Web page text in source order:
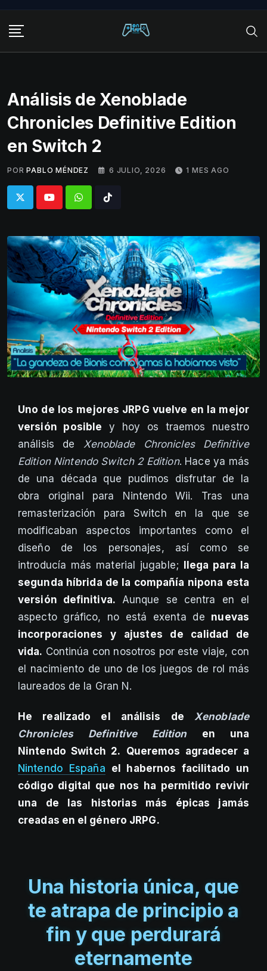
content
Análisis de Xenoblade
Chronicles Definitive Edition
en Switch 2
POR PABLO MÉNDEZ 6 JULIO, 2026 1 MES AGO
WhatsappTiktok
Uno de los mejores JRPG vuelve en la mejor
versión posible y hoy os traemos nuestro
análisis de Xenoblade Chronicles Definitive
Edition Nintendo Switch 2 Edition. Hace ya más
de una década que pudimos disfrutar de la
obra original para Nintendo Wii. Tras una
remasterización para Switch en la que se
modificaban aspectos importantes como el
diseño de los personajes, así como se
introducía más material jugable;
llega para la
segunda híbrida de la compañía nipona esta
versión definitiva. Aunque se centra en el
aspecto gráfico, no está exenta de nuevas
incorporaciones y ajustes de calidad de
vida. Continúa con nosotros por este viaje, con
el nacimiento de uno de los juegos de rol más
laureados de la Gran N.
He realizado el análisis deXenoblade
Chronicles Definitive Edition en una
Nintendo Switch 2. Queremos agradecer a
Nintendo España el habernos facilitado un
código digital que nos ha permitido revivir
una de las historias más épicas jamás
creadas en el género JRPG.
Una historia única, que
te atrapa de principio a
fin y que perdurará
eternamente